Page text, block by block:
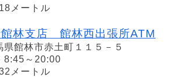
メートル
林支店 館林西出張所ATM
県館林市赤土町１１５－５
8:45～20:00
メートル